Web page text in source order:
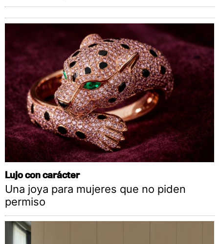
Lujo con carácter
Una joya para mujeres que no piden
permiso